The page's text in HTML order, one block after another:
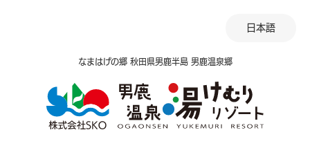
日本語
なまはげの郷 秋田県男鹿半島 男鹿温泉郷